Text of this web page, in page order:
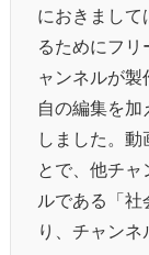
におきまして
るためにフリ
ャンネルが製
自の編集を加
しました。動
とで、他チ
ルである「
り、チャンネ